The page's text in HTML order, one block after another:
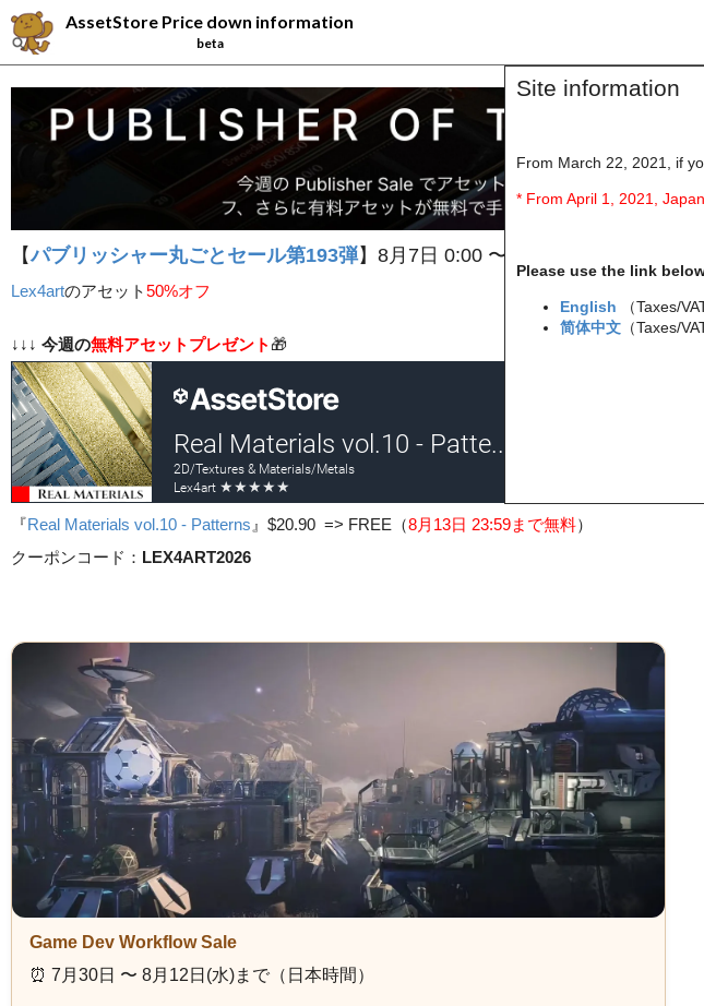
Site information
From March 22, 2021, if
* From April 1, 2021,
Please use the link
English
（Taxes/
简体中文 （Taxes/
AssetStore Price down information
beta
【パブリッシャー丸ごとセール第193弾】8月7日 0:00 〜 8月13日(木) 23:59まで
Lex4artのアセット50%オフ
↓↓↓ 今週の無料アセットプレゼント 🎁
『Real Materials vol.10 - Patterns 』 $20.90 => FREE （8月13日 23:59まで無料）
クーポンコード： LEX4ART2026
Game Dev Workflow Sale
⏰️ 7月30日 〜 8月12日(水)まで（日本時間）